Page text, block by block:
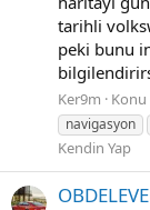
tarihli
peki bunu
Ker9m Konu
navigasyon
Kendin Yap